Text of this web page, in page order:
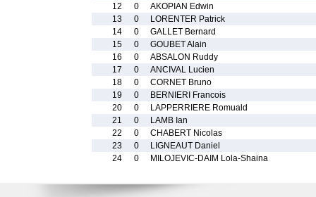
12
0
AKOPIAN Edwin
13
0
LORENTER Patrick
14
0
GALLET Bernard
15
0
GOUBET Alain
16
0
ABSALON Ruddy
17
0
ANCIVAL Lucien
18
0
CORNET Bruno
19
0
BERNIERI Francois
20
0
LAPPERRIERE Romuald
21
0
LAMB Ian
22
0
CHABERT Nicolas
23
0
LIGNEAUT Daniel
24
0 MILOJEVIC-DAIM Lola-Shaina